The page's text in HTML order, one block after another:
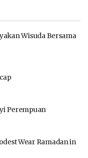
Wisuda Bersama
Perempuan
Wear Ramadan in